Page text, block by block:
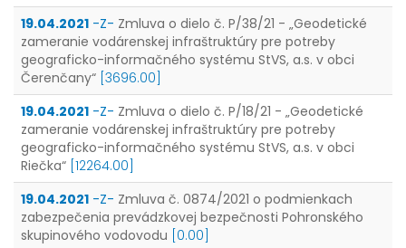
19.04.2021 -Z- Zmluva o dielo č. P/38/21 - „Geodetické
zameranie vodárenskej infraštruktúry pre potreby
geograficko-informačného systému StVS, a.s. v obci
Čerenčany“ [3696.00]
19.04.2021 -Z- Zmluva o dielo č. P/18/21 - „Geodetické
zameranie vodárenskej infraštruktúry pre potreby
geograficko-informačného systému StVS, a.s. v obci
Riečka“ [12264.00]
19.04.2021 -Z- Zmluva č. 0874/2021 o podmienkach
zabezpečenia prevádzkovej bezpečnosti Pohronského
skupinového vodovodu [0.00]